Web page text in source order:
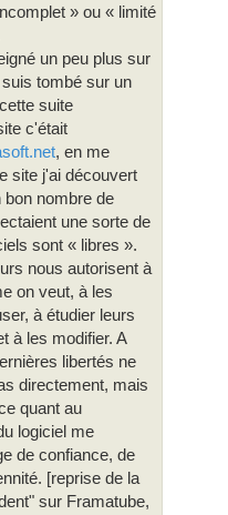
» ou « limité
un peu plus sur
tombé sur un
suite
c'était
, en me
site j'ai découvert
bon nombre de
une sorte de
sont « libres ».
nous autorisent à
on veut, à les
à étudier leurs
à les modifier. A
libertés ne
directement, mais
quant au
logiciel me
de confiance, de
[reprise de la
sur Framatube,